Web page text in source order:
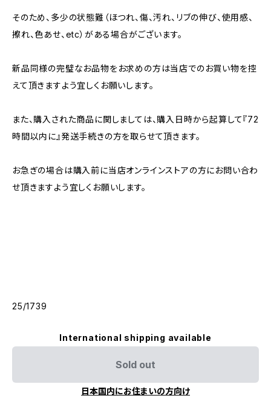
そのため、多少の状態難（ほつれ、傷、汚れ、リブの伸び、使用感、
擦れ、色あせ、etc）がある場合がございます。
新品同様の完璧なお品物をお求めの方は当店でのお買い物を控
えて頂きますよう宜しくお願いします。
また、購入された商品に関しましては、購入日時から起算して『72
時間以内に』発送手続きの方を取らせて頂きます。
お急ぎの場合は購入前に当店オンラインストアの方にお問い合わ
せ頂きますよう宜しくお願いします。
25/1739
International shipping available
Sold out
日本国内にお住まいの方向け